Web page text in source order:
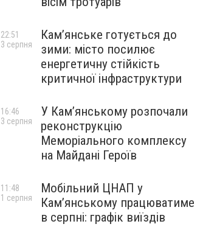
Кам’янське готується до
зими: місто посилює
енергетичну стійкість
критичної інфраструктури
22:51
3 серпня
У Кам’янському розпочали
реконструкцію
Меморіального комплексу
на Майдані Героїв
16:46
3 серпня
Мобільний ЦНАП у
Кам’янському працюватиме
в серпні: графік виїздів
11:48
1 серпня